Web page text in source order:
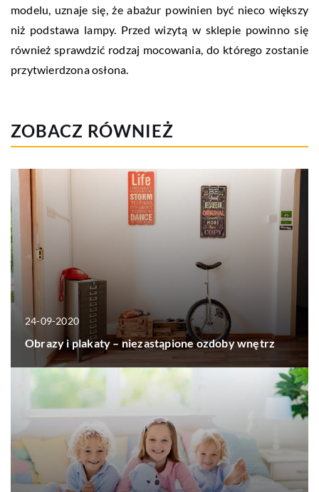
modelu, uznaje się, że abażur powinien być nieco większy
niż podstawa lampy. Przed wizytą w sklepie powinno się
również sprawdzić rodzaj mocowania, do którego zostanie
przytwierdzona osłona.
ZOBACZ RÓWNIEŻ
24-09-2020
Obrazy i plakaty – niezastąpione ozdoby wnętrz